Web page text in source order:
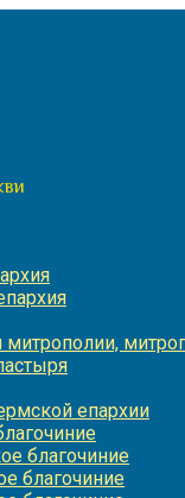
епархии
благочиние
благочиние